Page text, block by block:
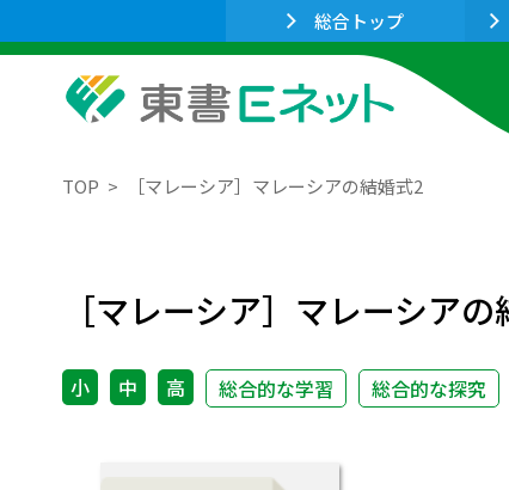
総合トップ
TOP ［マレーシア］マレーシアの結婚式2
［マレーシア］マレーシア
小 中 高 総合的な学習 総合的な探究